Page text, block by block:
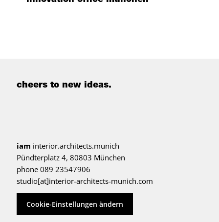
cheers to new ideas.
iam interior.architects.munich
Pündterplatz 4, 80803 München
phone 089 23547906
studio[at]interior-architects-munich.com
Cookie-Einstellungen ändern